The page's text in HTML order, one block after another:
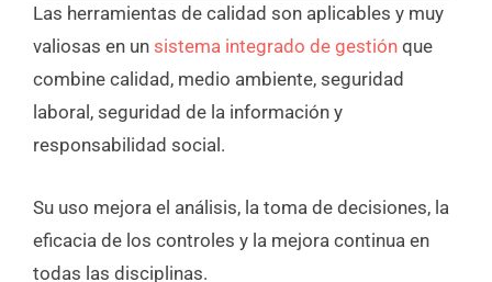
Las herramientas de calidad son aplicables y muy
valiosas en un sistema integrado de gestión que
combine calidad, medio ambiente, seguridad
laboral, seguridad de la información y
responsabilidad social.
Su uso mejora el análisis, la toma de decisiones, la
eficacia de los controles y la mejora continua en
todas las disciplinas.